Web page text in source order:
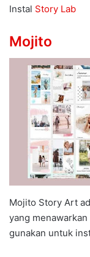
Instal Story Lab
Mojito
Mojito Story Art
yang
gunakan untuk